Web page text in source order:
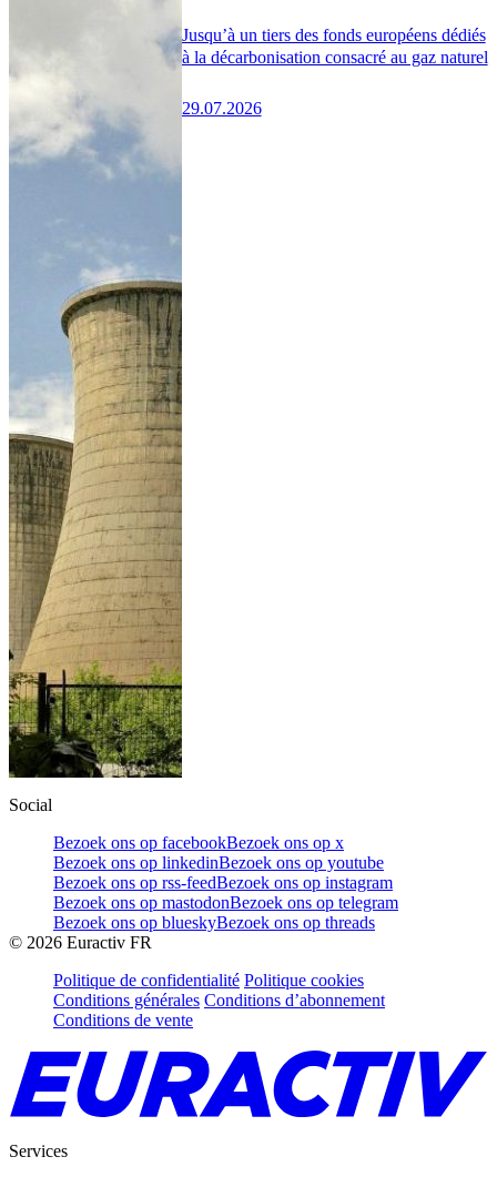
Jusqu’à un tiers des fonds européens dédiés
à la décarbonisation consacré au gaz naturel
29.07.2026
Social
Bezoek ons op facebookBezoek ons op x
Bezoek ons op linkedinBezoek ons op youtube
Bezoek ons op rss-feedBezoek ons op instagram
Bezoek ons op mastodonBezoek ons op telegram
Bezoek ons op blueskyBezoek ons op threads
© 2026 Euractiv FR
Politique de confidentialité Politique cookies
Conditions générales Conditions d’abonnement
Conditions de vente
Services